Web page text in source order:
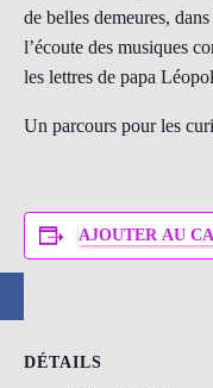
de belles demeures,
l’écoute des musiques
les lettres de papa
Un parcours pour les
AJOUTER AU
DÉTAILS